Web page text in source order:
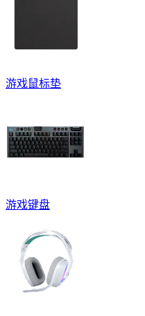
游戏鼠标垫
游戏键盘